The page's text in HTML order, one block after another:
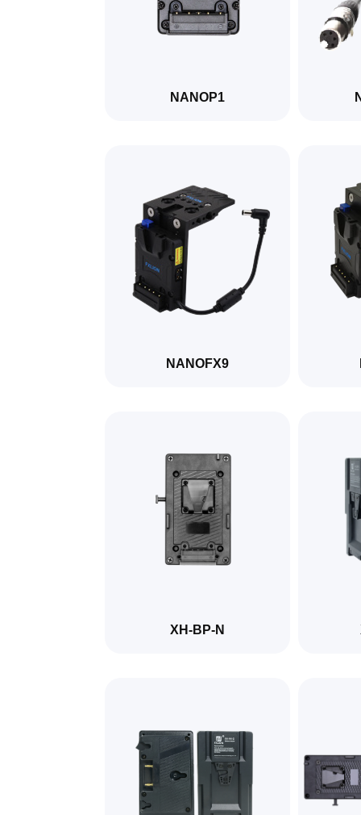
NANOP1
NANOFX9
XH-BP-N